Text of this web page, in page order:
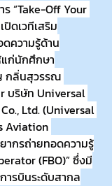
“Take-Off Your
ปิดเวทีเสริม
ความรู้ด้าน
ก่นักศึกษา
กลิ่นสุวรรณ
บริษัท Universal
Ltd. (Universal
Aviation
ากรถ่ายทอดความรู้
(FBO)” ซึ่งมี
รบินระดับสากล